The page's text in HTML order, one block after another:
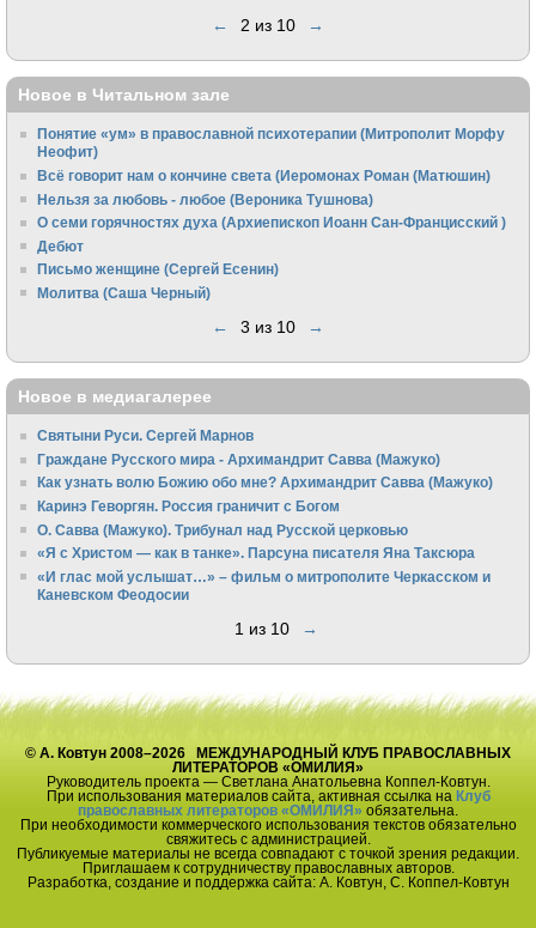
← 2 из 10 →
Новое в Читальном зале
Понятие «ум» в православной психотерапии (Митрополит Морфу
Неофит)
Всё говорит нам о кончине света (Иеромонах Роман (Матюшин)
Нельзя за любовь - любое (Вероника Тушнова)
О семи горячностях духа (Архиепископ Иоанн Сан-Францисский )
Дебют
Письмо женщине (Сергей Есенин)
Молитва (Саша Черный)
← 3 из 10 →
Новое в медиагалерее
Святыни Руси. Сергей Марнов
Граждане Русского мира - Архимандрит Савва (Мажуко)
Как узнать волю Божию обо мне? Архимандрит Савва (Мажуко)
Каринэ Геворгян. Россия граничит с Богом
О. Савва (Мажуко). Трибунал над Русской церковью
«Я с Христом — как в танке». Парсуна писателя Яна Таксюра
«И глас мой услышат…» – фильм о митрополите Черкасском и
Каневском Феодосии
1 из 10 →
© А. Ковтун 2008–2026 МЕЖДУНАРОДНЫЙ КЛУБ ПРАВОСЛАВНЫХ
ЛИТЕРАТОРОВ «ОМИЛИЯ»
Руководитель проекта — Светлана Анатольевна Коппел-Ковтун.
При использования материалов сайта, активная ссылка на Клуб
православных литераторов «ОМИЛИЯ» обязательна.
При необходимости коммерческого использования текстов обязательно
свяжитесь с администрацией.
Публикуемые материалы не всегда совпадают с точкой зрения редакции.
Приглашаем к сотрудничеству православных авторов.
Разработка, создание и поддержка сайта: А. Ковтун, С. Коппел-Ковтун